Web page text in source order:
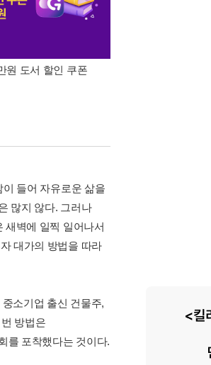
원 도서 할인 쿠폰
들어 자유로운 삶을
많지 않다. 그러나
새벽에 일찍 일어나서
대가의 방법을 따라
소기업 출신 건물주,
방법은
를 포착했다는 것이다.